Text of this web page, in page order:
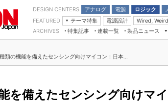
DESIGN CENTERS アナログ
電源
モーター
ロジック
LSI
受動部品
FEATURED
テーマ特集
ス入門
電源設計 Wired, Weird
モーター入門マイコン講座 計測機器
ARCHIVES 特集記事
連載一覧
マイクロプロセッサ懐古録
たった2つの式で始めるDC/DCコン
バーターの設計
製品ニュース
電子ブックレット
類の機能を備えたセンシング向けマイコン：日本...
を備えたセンシング向けマ